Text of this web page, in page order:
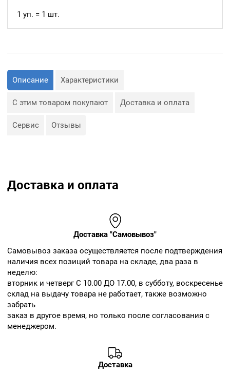
темно-
1 уп. = 1 шт.
Описание Характеристики
С этим товаром покупают Доставка и оплата
Сервис Отзывы
Доставка и оплата
Доставка "Самовывоз"
Cамовывоз заказа осуществляется после подтверждения
наличия всех позиций товара на складе, два раза в
неделю:
вторник и четверг С 10.00 ДО 17.00, в субботу, воскресенье
склад на выдачу товара не работает, также возможно
забрать
заказ в другое время, но только после согласования с
менеджером.
Доставка